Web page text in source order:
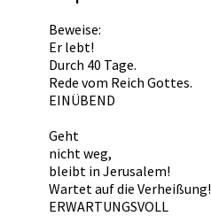
Beweise:
Er lebt!
Durch 40 Tage.
Rede vom Reich Gottes.
EINÜBEND
Geht
nicht weg,
bleibt in Jerusalem!
Wartet auf die Verheißung!
ERWARTUNGSVOLL